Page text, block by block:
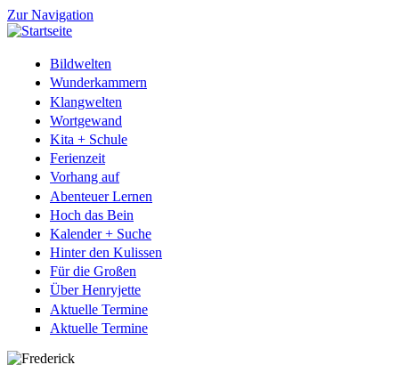
Zur Navigation
Bildwelten
Wunderkammern
Klangwelten
Wortgewand
Kita + Schule
Ferienzeit
Vorhang auf
Abenteuer Lernen
Hoch das Bein
Kalender + Suche
Hinter den Kulissen
Für die Großen
Über Henryjette
Aktuelle Termine
Aktuelle Termine